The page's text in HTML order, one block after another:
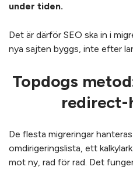
under tiden.
Det är därför SEO ska in i
nya sajten byggs, inte efter
Topdogs
redirect-
De flesta migreringar
omdirigeringslista, ett
mot ny, rad för rad. Det